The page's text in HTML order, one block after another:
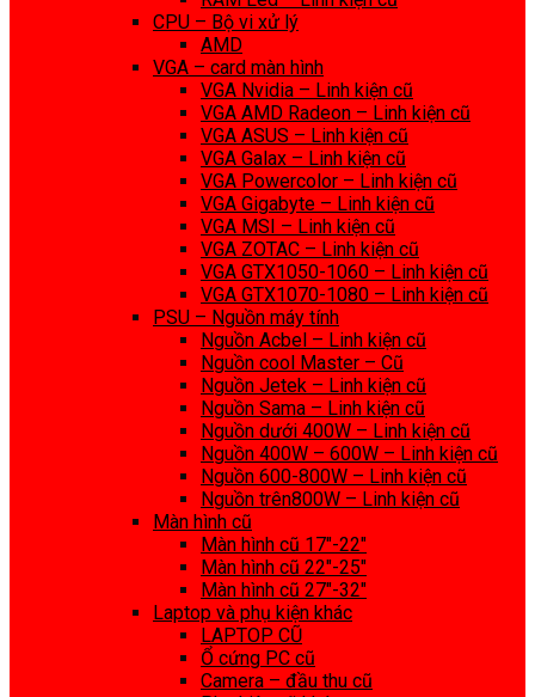
CPU – Bộ vi xử lý
AMD
VGA – card màn hình
VGA Nvidia – Linh kiện cũ
VGA AMD Radeon – Linh kiện cũ
VGA ASUS – Linh kiện cũ
VGA Galax – Linh kiện cũ
VGA Powercolor – Linh kiện cũ
VGA Gigabyte – Linh kiện cũ
VGA MSI – Linh kiện cũ
VGA ZOTAC – Linh kiện cũ
VGA GTX1050-1060 – Linh kiện cũ
VGA GTX1070-1080 – Linh kiện cũ
PSU – Nguồn máy tính
Nguồn Acbel – Linh kiện cũ
Nguồn cool Master – Cũ
Nguồn Jetek – Linh kiện cũ
Nguồn Sama – Linh kiện cũ
Nguồn dưới 400W – Linh kiện cũ
Nguồn 400W – 600W – Linh kiện cũ
Nguồn 600-800W – Linh kiện cũ
Nguồn trên800W – Linh kiện cũ
Màn hình cũ
Màn hình cũ 17″-22″
Màn hình cũ 22″-25″
Màn hình cũ 27″-32″
Laptop và phụ kiện khác
LAPTOP CŨ
Ổ cứng PC cũ
Camera – đầu thu cũ